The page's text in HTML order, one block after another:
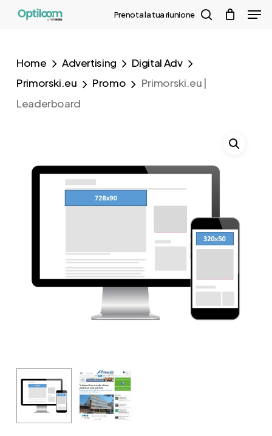
Skip
content
Prenota la tua riunione
Home Advertising
Digital Adv
Primorski.eu
Promo
Primorski.eu |
Leaderboard
Menu